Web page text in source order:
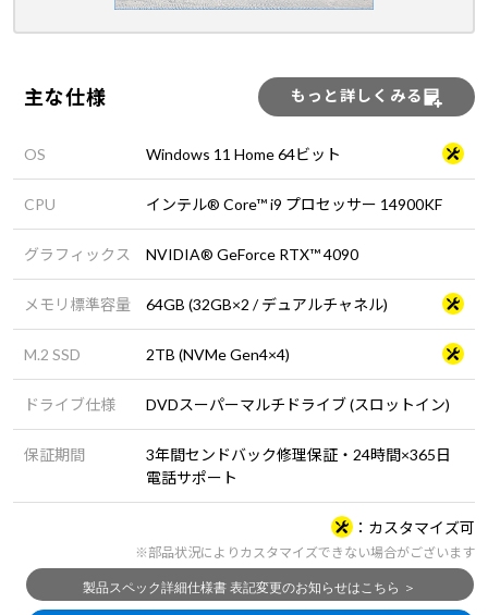
主な仕様 もっと詳しくみる
OS Windows 11 Home 64ビット
CPU インテル® Core™ i9 プロセッサー 14900KF
グラフィックス NVIDIA® GeForce RTX™ 4090
メモリ標準容量 64GB (32GB×2 / デュアルチャネル)
M.2 SSD 2TB (NVMe Gen4×4)
ドライブ仕様 DVDスーパーマルチドライブ (スロットイン)
保証期間
3年間センドバック修理保証・24時間×365日
電話サポート
カスタマイズ可
※部品状況によりカスタマイズできない場合がございます